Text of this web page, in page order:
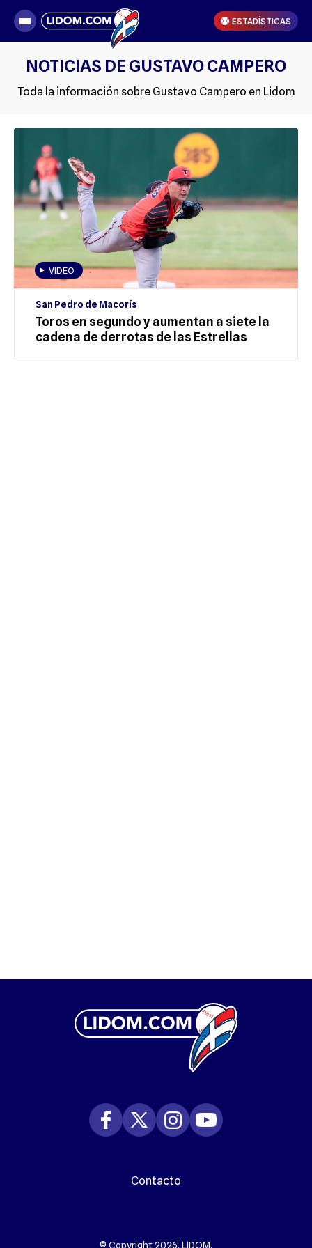
ESTADÍSTICAS
NOTICIAS DE GUSTAVO CAMPERO
Toda la información sobre Gustavo Campero en Lidom
VIDEO
San Pedro de Macorís
Toros en segundo y aumentan a siete la
cadena de derrotas de las Estrellas
Contacto
© Copyright 2026. LIDOM.